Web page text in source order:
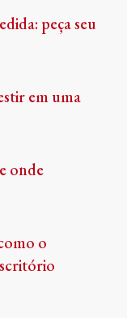
peça seu
em uma
onde
o